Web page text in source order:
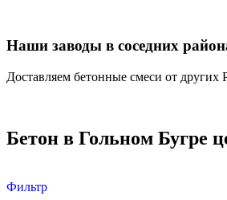
Наши заводы в соседних
Доставляем бетонные смеси от других
Бетон в Гольном Бугре
Фильтр